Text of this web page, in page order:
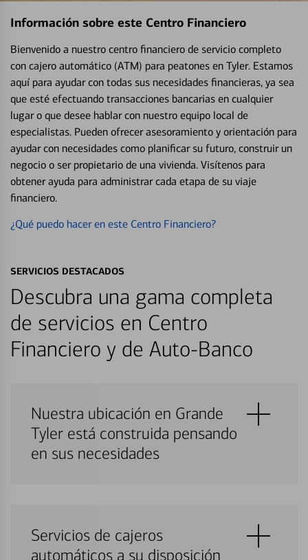
Información sobre este Centro Financiero
Bienvenido a nuestro centro financiero de servicio completo
con cajero automático (ATM) para peatones en Tyler. Estamos
aquí para ayudar con todas sus necesidades financieras, ya sea
que esté efectuando transacciones bancarias en cualquier
lugar o que desee hablar con nuestro equipo local de
especialistas. Pueden ofrecer asesoramiento y orientación para
ayudar con necesidades como planificar su futuro, construir un
negocio o ser propietario de una vivienda. Visítenos para
obtener ayuda para administrar cada etapa de su viaje
financiero.
¿Qué puedo hacer en este Centro Financiero?
SERVICIOS DESTACADOS
Descubra una gama completa
de servicios en Centro
Financiero y de Auto-Banco
Nuestra ubicación en Grande
Tyler está construida pensando
en sus necesidades
Servicios de cajeros
automáticos a su disposición